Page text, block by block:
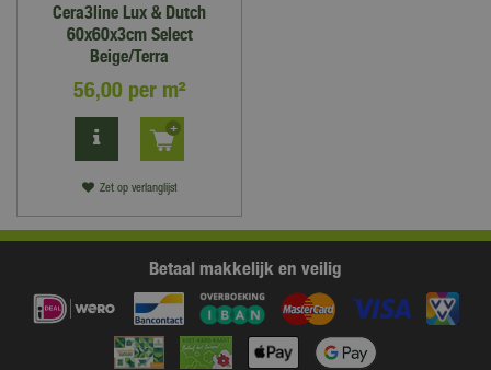
Cera3line Lux & Dutch
60x60x3cm Select
Beige/Terra
56,00 per m²
Zet op verlanglijst
Betaal makkelijk en veilig